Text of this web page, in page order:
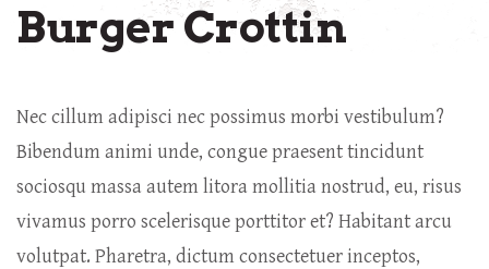
Burger Crottin
Nec cillum adipisci nec possimus morbi vestibulum?
Bibendum animi unde, congue praesent tincidunt
sociosqu massa autem litora mollitia nostrud, eu, risus
vivamus porro scelerisque porttitor et? Habitant arcu
volutpat. Pharetra, dictum consectetuer inceptos,